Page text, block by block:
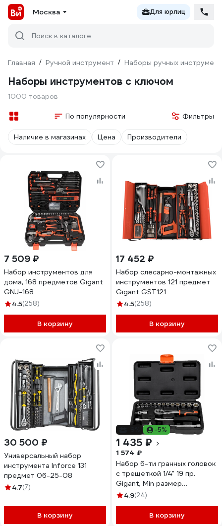
Москва Для юрлиц
Поиск в каталоге
Главная / Ручной инструмент / Наборы ручных
Наборы инструментов с ключом
1000 товаров
По популярности Фильтры
Наличие в магазинах Цена Производители
7 509 ₽
Набор инструментов для
дома, 168 предметов Gigant
GNJ-168
4.5(258)
В корзину
17 452 ₽
Набор слесарно-монтажных
инструментов 121 предмет
Gigant GST121
4.5(258)
В корзину
30 500 ₽
Универсальный набор
инструмента Inforce 131
предмет 06-25-08
4.7(7)
В корзину
-5%
1 435 ₽
1 574 ₽
Набор 6-ти гранных головок
с трещеткой 1/4" 19 пр.
Gigant, Min размер
головки-4мм, Max размер
4.9(24)
В корзину